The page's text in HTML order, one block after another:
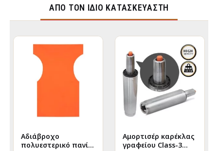
ΑΠΌ ΤΟΝ ΊΔΙΟ ΚΑΤΑΣΚΕΥΑΣΤΉ
Αδιάβροχο
πολυεστερικό πανί
Αμορτισέρ καρέκλας
γραφείου Class-3